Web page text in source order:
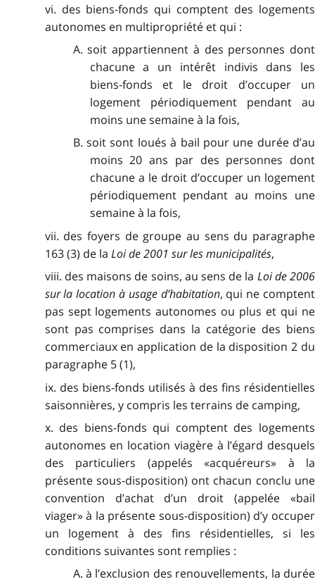
vi. des biens-fonds qui comptent des logements
autonomes en multipropriété et qui :
A. soit appartiennent à des personnes dont
chacune a un intérêt indivis dans les
biens-fonds et le droit d’occuper un
logement périodiquement pendant au
moins une semaine à la fois,
B. soit sont loués à bail pour une durée d’au
moins 20 ans par des personnes dont
chacune a le droit d’occuper un logement
périodiquement pendant au moins une
semaine à la fois,
vii. des foyers de groupe au sens du paragraphe
163 (3) de la Loi de 2001 sur les municipalités,
viii. des maisons de soins, au sens de la Loi de 2006
sur la location à usage d’habitation, qui ne comptent
pas sept logements autonomes ou plus et qui ne
sont pas comprises dans la catégorie des biens
commerciaux en application de la disposition 2 du
paragraphe 5 (1),
ix. des biens-fonds utilisés à des fins résidentielles
saisonnières, y compris les terrains de camping,
x. des biens-fonds qui comptent des logements
autonomes en location viagère à l’égard desquels
des particuliers (appelés «acquéreurs» à la
présente sous-disposition) ont chacun conclu une
convention d’achat d’un droit (appelée «bail
viager» à la présente sous-disposition) d’y occuper
un logement à des fins résidentielles, si les
conditions suivantes sont remplies :
A. à l’exclusion des renouvellements, la durée